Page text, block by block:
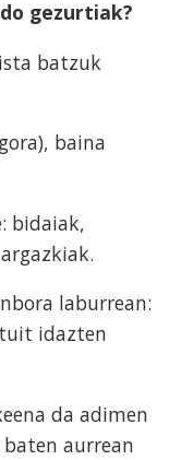
gezurtiak?
batzuk
baina
bidaiak,
laburrean:
idazten
da adimen
aurrean